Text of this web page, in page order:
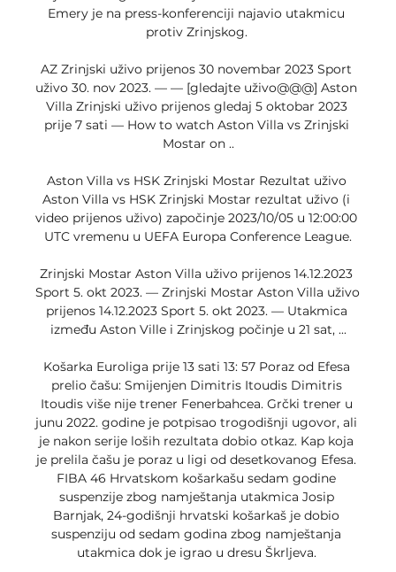
Emery je na press-konferenciji najavio utakmicu
protiv Zrinjskog.
AZ Zrinjski uživo prijenos 30 novembar 2023 Sport
uživo 30. nov 2023. — — [gledajte uživo@@@] Aston
Villa Zrinjski uživo prijenos gledaj 5 oktobar 2023
prije 7 sati — How to watch Aston Villa vs Zrinjski
Mostar on ..
Aston Villa vs HSK Zrinjski Mostar Rezultat uživo
Aston Villa vs HSK Zrinjski Mostar rezultat uživo (i
video prijenos uživo) započinje 2023/10/05 u 12:00:00
UTC vremenu u UEFA Europa Conference League.
Zrinjski Mostar Aston Villa uživo prijenos 14.12.2023
Sport 5. okt 2023. — Zrinjski Mostar Aston Villa uživo
prijenos 14.12.2023 Sport 5. okt 2023. — Utakmica
između Aston Ville i Zrinjskog počinje u 21 sat, ...
Košarka Euroliga prije 13 sati 13: 57 Poraz od Efesa
prelio čašu: Smijenjen Dimitris Itoudis Dimitris
Itoudis više nije trener Fenerbahcea. Grčki trener u
junu 2022. godine je potpisao trogodišnji ugovor, ali
je nakon serije loših rezultata dobio otkaz. Kap koja
je prelila čašu je poraz u ligi od desetkovanog Efesa.
FIBA 46 Hrvatskom košarkašu sedam godine
suspenzije zbog namještanja utakmica Josip
Barnjak, 24-godišnji hrvatski košarkaš je dobio
suspenziju od sedam godina zbog namještanja
utakmica dok je igrao u dresu Škrljeva.